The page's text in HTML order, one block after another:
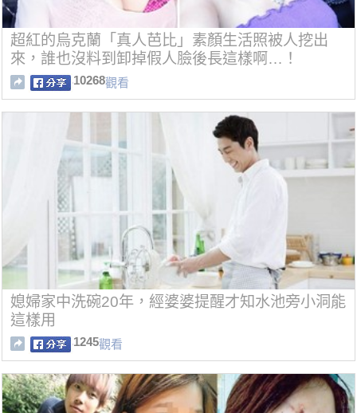
超紅的烏克蘭「真人芭比」素顏生活照被人挖出
來，誰也沒料到卸掉假人臉後長這樣啊…！
10268觀看
媳婦家中洗碗20年，經婆婆提醒才知水池旁小洞能
這樣用
1245觀看